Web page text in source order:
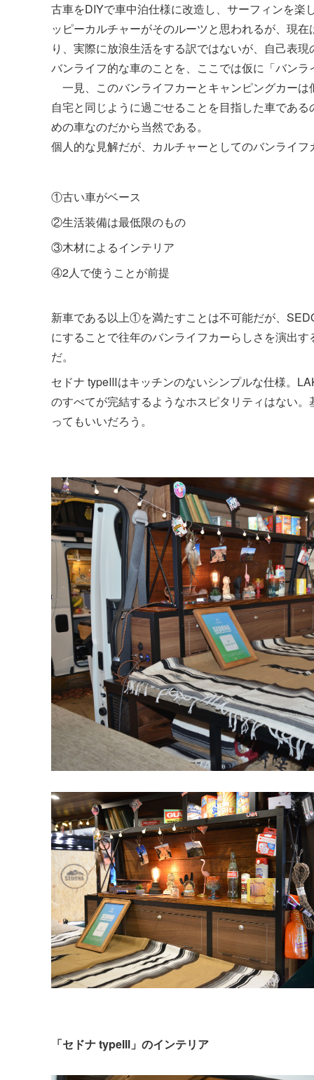
古車をDIYで車中泊仕様に改造し、サーフィンを
ッピーカルチャーがそのルーツと思われるが、現
り、実際に放浪生活をする訳ではないが、自己表
バンライフ的な車のことを、ここでは仮に「バン
一見、このバンライフカーとキャンピングカー
自宅と同じように過ごせることを目指した車であ
めの車なのだから当然である。
個人的な見解だが、カルチャーとしてのバンライ
①古い車がベース
②生活装備は最低限のもの
③木材によるインテリア
④2人で使うことが前提
新車である以上①を満たすことは不可能だが、
にすることで往年のバンライフカーらしさを演出
だ。
セドナ typeⅢはキッチンのないシンプルな仕様。
のすべてが完結するようなホスピタリティはない
ってもいいだろう。
「セドナ typeⅢ」のインテリア